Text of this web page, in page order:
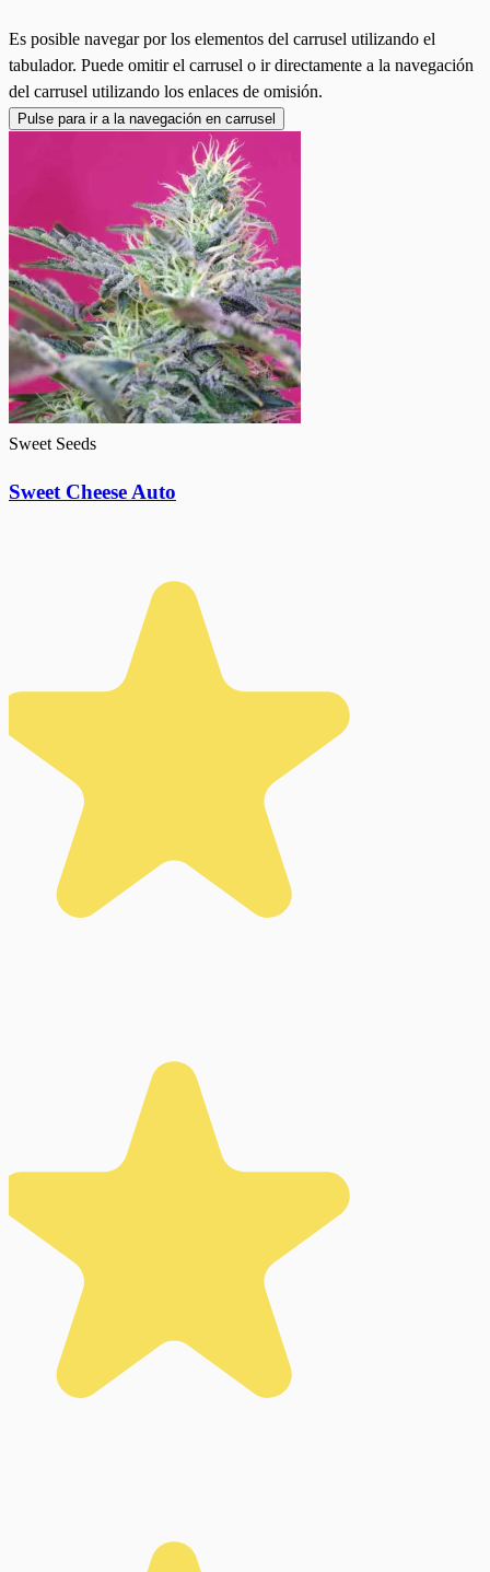
Es posible navegar por los elementos del carrusel utilizando el
tabulador. Puede omitir el carrusel o ir directamente a la navegación
del carrusel utilizando los enlaces de omisión.
Pulse para ir a la navegación en carrusel
Sweet Seeds
Sweet Cheese Auto